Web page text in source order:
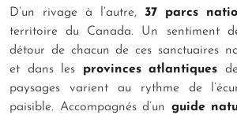
D’un rivage à l’autre, 37 parcs
territoire du Canada. Un sentiment
détour de chacun de ces sanctuaires
et dans les provinces atlantiques
paysages varient au rythme de
paisible. Accompagnés d’un guide